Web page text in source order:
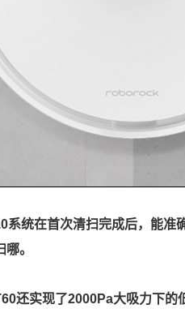
系统在首次清扫完成后，能准
。
还实现了2000Pa大吸力下的